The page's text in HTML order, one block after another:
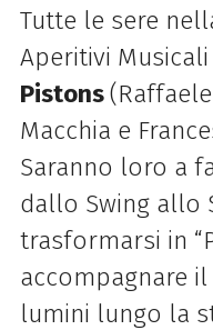
Tutte le sere
Aperitivi
Pistons
Macchia e
Saranno loro a
dallo Swing allo
trasformarsi in
accompagnare
lumini lungo la